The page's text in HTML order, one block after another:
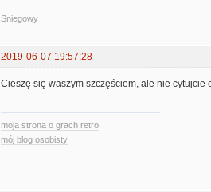
Sniegowy
2019-06-07 19:57:28
Cieszę się waszym szczęściem, ale nie cytujcie
moja strona o grach retro
mój blog osobisty